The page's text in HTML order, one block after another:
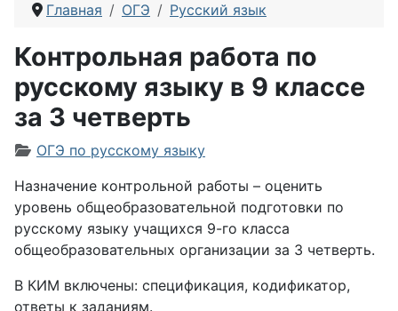
Главная ОГЭ Русский язык
Контрольная работа по
русскому языку в 9 классе
за 3 четверть
Информация о материале
ОГЭ по русскому языку
Назначение контрольной работы – оценить
уровень общеобразовательной подготовки по
русскому языку учащихся 9-го класса
общеобразовательных организации за 3 четверть.
В КИМ включены: спецификация, кодификатор,
ответы к заданиям.